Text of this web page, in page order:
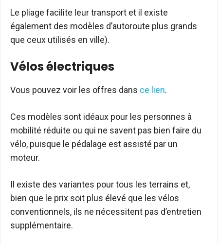
Le pliage facilite leur transport et il existe
également des modèles d’autoroute plus grands
que ceux utilisés en ville).
Vélos électriques
Vous pouvez voir les offres dans ce lien.
Ces modèles sont idéaux pour les personnes à
mobilité réduite ou qui ne savent pas bien faire du
vélo, puisque le pédalage est assisté par un
moteur.
Il existe des variantes pour tous les terrains et,
bien que le prix soit plus élevé que les vélos
conventionnels, ils ne nécessitent pas d’entretien
supplémentaire.